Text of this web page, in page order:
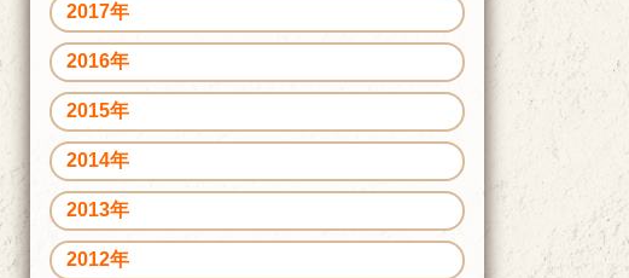
2017年
2016年
2015年
2014年
2013年
2012年